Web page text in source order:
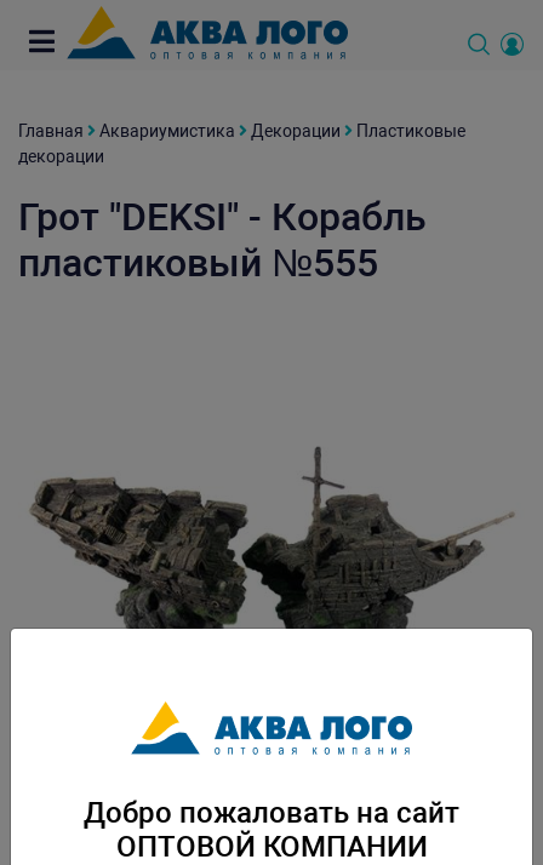
Главная Аквариумистика Декорации
Пластиковые
декорации
Грот "DEKSI" - Корабль
пластиковый №555
Добро пожаловать на сайт
ОПТОВОЙ КОМПАНИИ